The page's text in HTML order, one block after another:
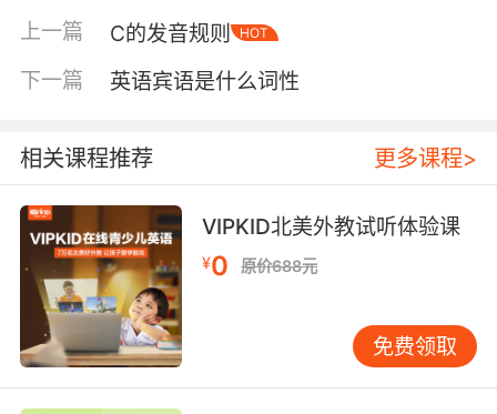
上一篇 C的发音规则 HOT
下一篇 英语宾语是什么词性
相关课程推荐 更多课程>
VIPKID北美外教试听体验课
¥0 原价688元
免费领取